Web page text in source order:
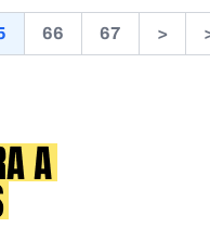
66 67 >